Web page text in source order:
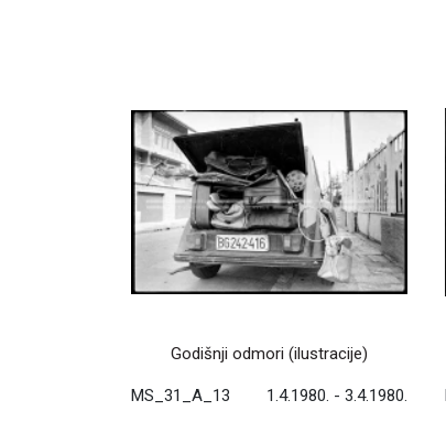
Godišnji odmori (ilustracije)
MS_31_A_13 1.4.1980. - 3.4.1980.